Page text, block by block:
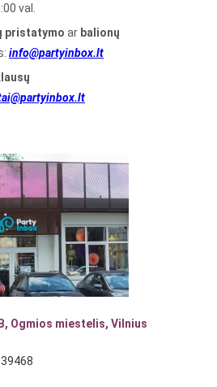
val.
pristatymo ar balionų
info@partyinbox.lt
Ogmios miestelis, Vilnius